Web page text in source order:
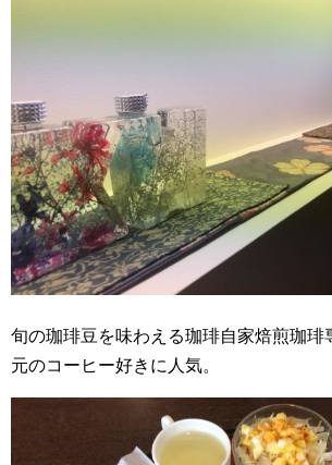
旬の珈琲豆を味わえる珈琲自家焙煎珈琲
元のコーヒー好きに人気。